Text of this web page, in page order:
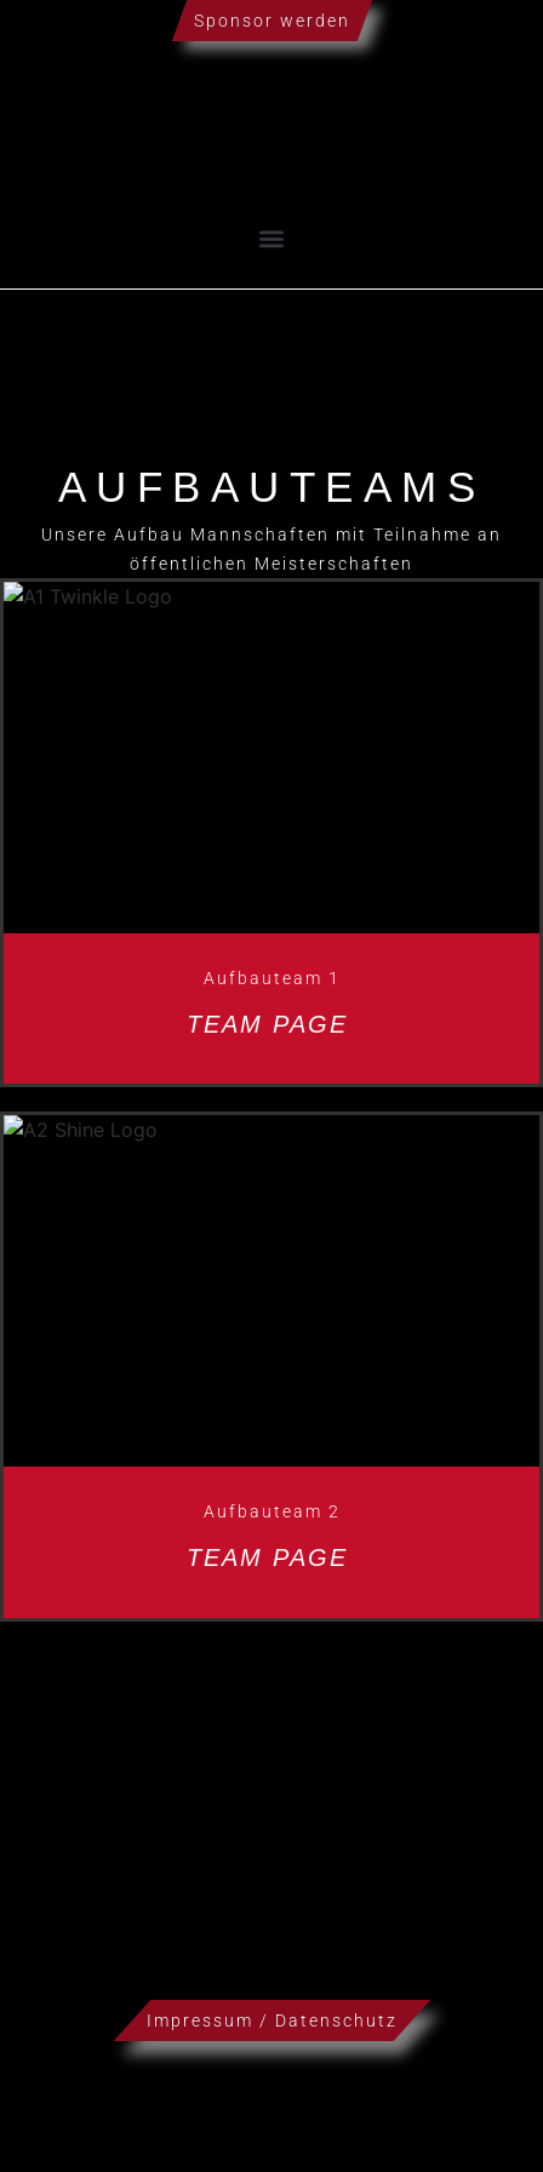
Sponsor werden
AUFBAUTEAMS
Unsere Aufbau Mannschaften mit Teilnahme an
öffentlichen Meisterschaften
Aufbauteam 1
TEAM PAGE
Aufbauteam 2
TEAM PAGE
Impressum / Datenschutz